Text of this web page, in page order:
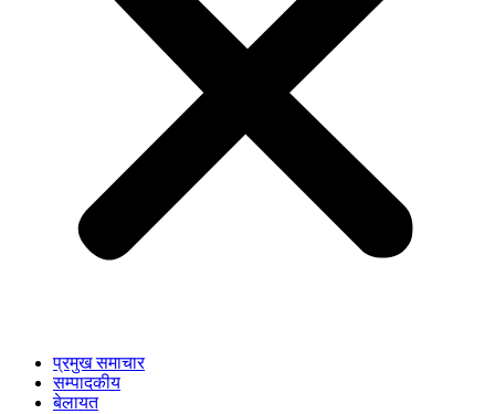
प्रमुख समाचार
सम्पादकीय
बेलायत